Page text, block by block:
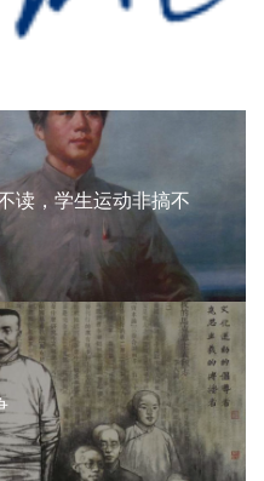
读，学生运动非搞不